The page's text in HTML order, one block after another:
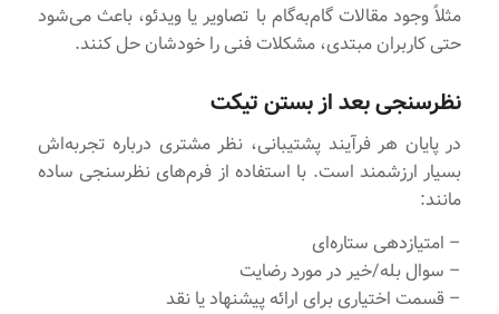
مثلاً وجود مقالات گام‌به‌گام با تصاویر یا ویدئو، باعث می‌شود
حتی کاربران مبتدی، مشکلات فنی را خودشان حل کنند.
نظرسنجی بعد از بستن تیکت
در پایان هر فرآیند پشتیبانی، نظر مشتری درباره تجربه‌اش
بسیار ارزشمند است. با استفاده از فرم‌های نظرسنجی ساده
مانند:
– امتیازدهی ستاره‌ای
– سوال بله/خیر در مورد رضایت
– قسمت اختیاری برای ارائه پیشنهاد یا نقد